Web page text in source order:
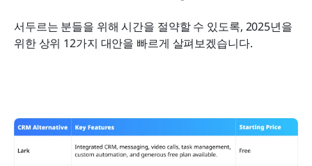
서두르는 분들을 위해 시간을 절약할 수 있도록, 2025년을
위한 상위 12가지 대안을 빠르게 살펴보겠습니다.